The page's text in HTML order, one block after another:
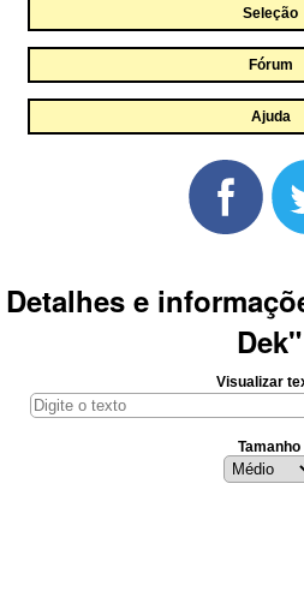
Seleção
Fórum
Ajuda
Detalhes e
Dek"
Visualizar
Tamanho